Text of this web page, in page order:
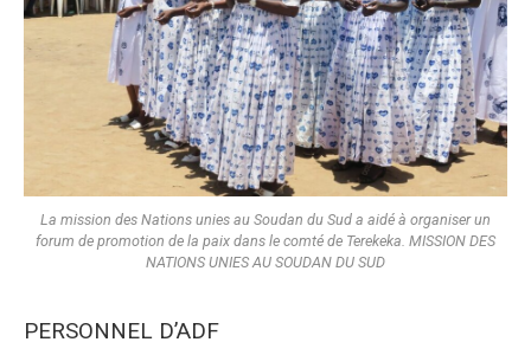
La mission des Nations unies au Soudan du Sud a aidé à organiser un
forum de promotion de la paix dans le comté de Terekeka. MISSION DES
NATIONS UNIES AU SOUDAN DU SUD
PERSONNEL D’ADF